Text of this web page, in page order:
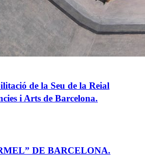
de la Seu de la Reial
i Arts de Barcelona.
DE BARCELONA.